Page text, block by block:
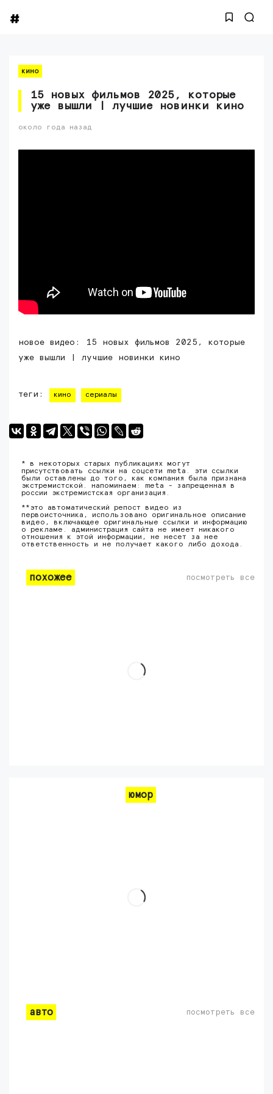
кино
15 новых фильмов 2025, которые
уже вышли | лучшие новинки кино
около года назад
новое видео: 15 новых фильмов 2025, которые
уже вышли | лучшие новинки кино
теги: кино сериалы
* в некоторых старых публикациях могут
присутствовать ссылки на соцсети meta. эти ссылки
были оставлены до того, как компания была признана
экстремистской. напоминаем: meta - запрещенная в
россии экстремистская организация.
**это автоматический репост видео из
первоисточника, использовано оригинальное описание
видео, включающее оригинальные ссылки и информацию
о рекламе. администрация сайта не имеет никакого
отношения к этой информации, не несет за нее
ответственность и не получает какого либо дохода.
похожее посмотреть все
юмор
авто посмотреть все